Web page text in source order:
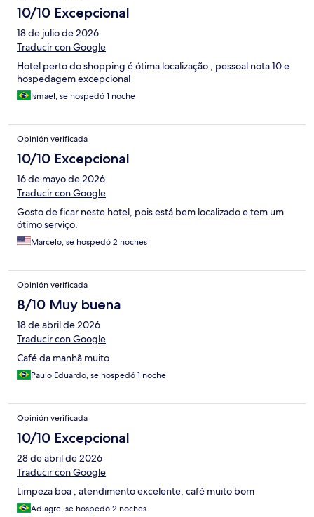
10/10 Excepcional
18 de julio de 2026
Traducir con Google
Hotel perto do shopping é ótima localização , pessoal nota 10 e
hospedagem excepcional
Ismael, se hospedó 1 noche
Opinión verificada
10/10 Excepcional
16 de mayo de 2026
Traducir con Google
Gosto de ficar neste hotel, pois está bem localizado e tem um
ótimo serviço.
Marcelo, se hospedó 2 noches
Opinión verificada
8/10 Muy buena
18 de abril de 2026
Traducir con Google
Café da manhã muito
Paulo Eduardo, se hospedó 1 noche
Opinión verificada
10/10 Excepcional
28 de abril de 2026
Traducir con Google
Limpeza boa , atendimento excelente, café muito bom
Adiagre, se hospedó 2 noches